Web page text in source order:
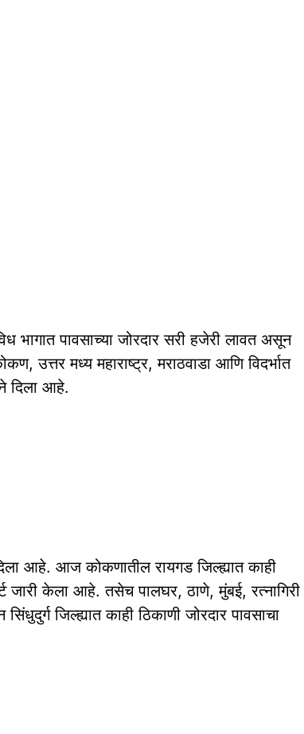
भागात पावसाच्या जोरदार सरी हजेरी लावत असून
उत्तर मध्य महाराष्ट्र, मराठवाडा आणि विदर्भात
दिला आहे.
आहे. आज कोकणातील रायगड जिल्ह्यात काही
जारी केला आहे. तसेच पालघर, ठाणे, मुंबई, रत्नागिरी
जिल्ह्यात काही ठिकाणी जोरदार पावसाचा